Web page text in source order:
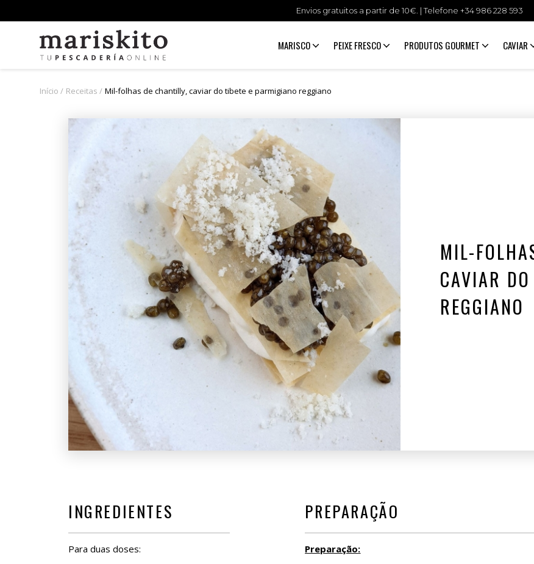
Envios gratuitos a partir de 10€. | Telefone +34986 228 593
MARISCO PEIXE FRESCO PRODUTOS GOURMET CAVIAR
Início Receitas Mil-folhas de chantilly, caviar do tibete e parmigiano reggiano
MIL-
CAVIAR
REGGIANO
INGREDIENTES
Para duas doses:
PREPARAÇÃO
Preparação: